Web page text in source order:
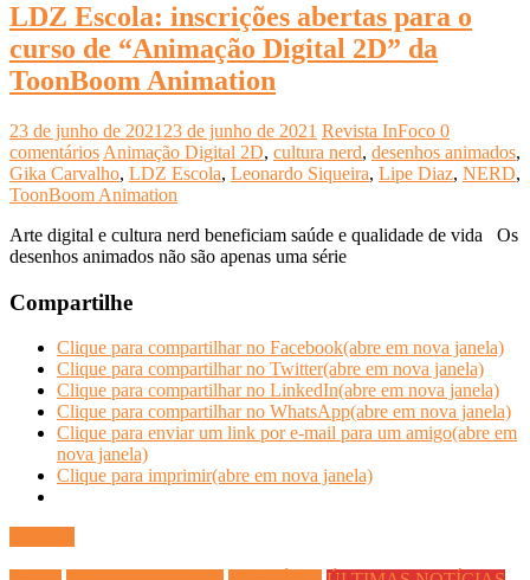
LDZ Escola: inscrições abertas para o
curso de “Animação Digital 2D” da
ToonBoom Animation
23 de junho de 2021 23 de junho de 2021 Revista InFoco 0
comentários Animação Digital 2D, cultura nerd, desenhos animados,
Gika Carvalho, LDZ Escola, Leonardo Siqueira, Lipe Diaz, NERD,
ToonBoom Animation
Arte digital e cultura nerd beneficiam saúde e qualidade de vida Os
desenhos animados não são apenas uma série
Compartilhe
Clique para compartilhar no Facebook(abre em nova janela)
Clique para compartilhar no Twitter(abre em nova janela)
Clique para compartilhar no LinkedIn(abre em nova janela)
Clique para compartilhar no WhatsApp(abre em nova janela)
Clique para enviar um link por e-mail para um amigo(abre em
nova janela)
Clique para imprimir(abre em nova janela)